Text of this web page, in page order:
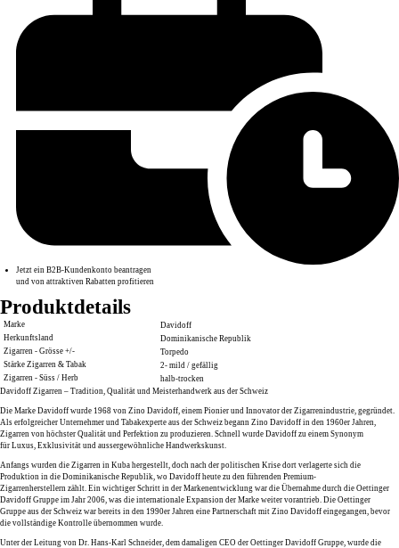
Jetzt ein B2B-Kundenkonto beantragen
und von attraktiven Rabatten profitieren
Produktdetails
Marke
Davidoff
Herkunftsland
Dominikanische Republik
Zigarren - Grösse +/-
Torpedo
Stärke Zigarren & Tabak
2- mild / gefällig
Zigarren - Süss / Herb
halb-trocken
Davidoff Zigarren – Tradition, Qualität und Meisterhandwerk aus der Schweiz
Die Marke Davidoff wurde 1968 von Zino Davidoff, einem Pionier und Innovator der Zigarrenindustrie, gegründet.
Als erfolgreicher Unternehmer und Tabakexperte aus der Schweiz begann Zino Davidoff in den 1960er Jahren,
Zigarren von höchster Qualität und Perfektion zu produzieren. Schnell wurde Davidoff zu einem Synonym
für Luxus, Exklusivität und aussergewöhnliche Handwerkskunst.
Anfangs wurden die Zigarren in Kuba hergestellt, doch nach der politischen Krise dort verlagerte sich die
Produktion in die Dominikanische Republik , wo Davidoff heute zu den führenden Premium-
Zigarrenherstellern zählt. Ein wichtiger Schritt in der Markenentwicklung war die Übernahme durch die Oettinger
Davidoff Gruppe im Jahr 2006, was die internationale Expansion der Marke weiter vorantrieb. Die Oettinger
Gruppe aus der Schweiz war bereits in den 1990er Jahren eine Partnerschaft mit Zino Davidoff eingegangen, bevor
die vollständige Kontrolle übernommen wurde.
Unter der Leitung von Dr. Hans-Karl Schneider , dem damaligen CEO der Oettinger Davidoff Gruppe , wurde die